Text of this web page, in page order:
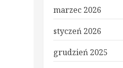
marzec 2026
styczeń 2026
grudzień 2025